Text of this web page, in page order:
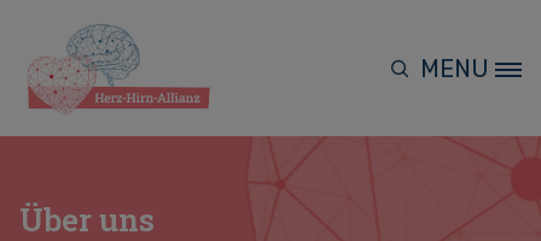
Site Logo MENU
Über uns